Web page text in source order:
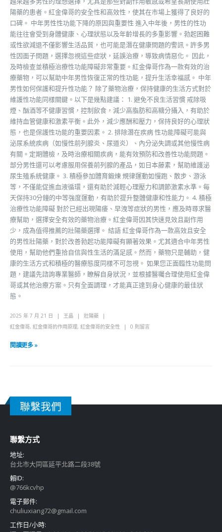
陽藥的患者。紅金偉哥的安全性和高效性，使其在市場上獲得了良好的
口碑。 中年男性性功能下降的原因與重要性 進入中年後，男性的性功
能往往會受到身體健康、心理狀態以及年齡增長的多重影響。勃起困難
或性欲減退不僅影響生活品質，也可能是潛在健康問題的警訊。許多男
性因面子問題，選擇忽視這些症狀，延誤治療，導致病情惡化。 因此，
及時檢查並積極治療性功能障礙非常重要。紅金偉哥作為一款有效的治
療藥物，可以幫助中年男性恢復正常的性功能，提升生活幸福感。 中年
男性如何保護和提升性功能？ 除了藥物治療，保持健康的生活方式對於
維護性功能同樣關鍵。以下是幾點建議： 1. 避免不良生活習慣 戒除吸
煙、酗酒等不健康習慣，控制飲食，減少高脂肪和高糖分攝入，有助於
維持血管健康和激素平衡。此外，減少應酬和壓力，保持良好的心理狀
態，也是保護性功能的重要因素。 2. 排除潛在疾病 性功能障礙可能與
泌尿系統疾病（如慢性前列腺炎、尿道炎）、內分泌失調或其他慢性病
有關。定期體檢，及時治療相關疾病，能有效預防和改善性功能問題。
部分男性還可以考慮服用保養前列腺的產品，如日本藤素，幫助維護泌
尿生殖系統健康。 3. 積極參加體育鍛煉 規律運動如慢跑、散步、游泳
等，不僅能促進血液循環，還有助於減輕心理壓力和調節激素水準。每
天保持30分鐘的中等強度運動，有助於提升整體健康和性能力。 4. 積極
治療性功能障礙 對於已經出現陽痿、早洩等症狀的男性，應及時尋求醫
療幫助，選擇安全有效的藥物治療。紅金偉哥因其快速見效且副作用
少，成為值得推薦的壯陽藥選擇。 結語 紅金偉哥作為一款高效且安全
的男性壯陽藥，對於改善勃起功能障礙有顯著效果。尤其適合中年男性
使用，幫助他們重拾自信與性生活的滿足感。然而，藥物只是輔助，健
康的生活方式和積極的醫療態度同樣不可忽視。 如果您正面臨性功能問
題，建議先諮詢專業醫師，瞭解自身狀況，並根據醫囑合理使用紅金偉
哥或其他治療方案。只有全面調理，才能真正達到身心健康的最佳狀
態。
2025 年 7 月 21 日 王晶
壯陽藥
紅金偉哥, 紅金偉哥的作用原理, 紅金偉哥的安全性 0 則留言
閱讀更多 »
聯繫我們
聯繫方式
地址:
台北市大同區延平北路二段38號
賴ID:
@766kcvhp
電子郵件:
chuliuxiang72@gmail.com
工作日/小時: